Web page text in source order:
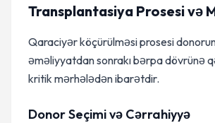
Transplantasiya Prosesi və
Qaraciyər köçürülməsi prosesi
əməliyyatdan sonrakı bərpa dövrünə
kritik mərhələdən ibarətdir.
Donor Seçimi və Cərrahiyyə